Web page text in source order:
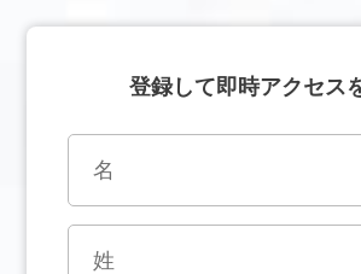
登録して即時アクセス